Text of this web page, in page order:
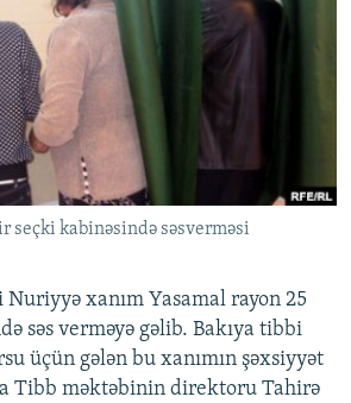
KITABXANASI
STANDARTLARIMIZ
ISTIFADƏ
seçki kabinəsində səsverməsi
xanım Yasamal rayon 25
səs verməyə gəlib. Bakıya tibbi
üçün gələn bu xanımın şəxsiyyət
Tibb məktəbinin direktoru Tahirə